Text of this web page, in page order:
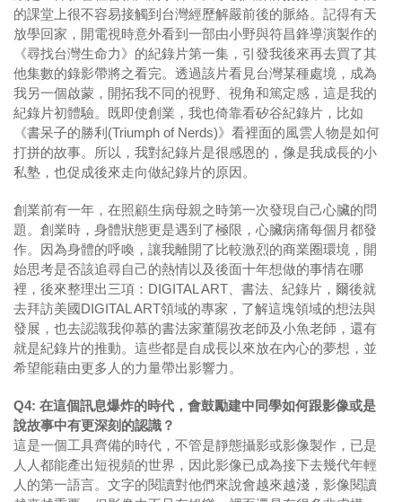
的課堂上很不容易接觸到台灣經歷解嚴前後的脈絡。記得有天
放學回家，開電視時意外看到一部由小野與符昌鋒導演製作的
《尋找台灣生命力》的紀錄片第一集，引發我後來再去買了其
他集數的錄影帶將之看完。透過該片看見台灣某種處境，成為
我另一個啟蒙，開拓我不同的視野、視角和篤定感，這是我的
紀錄片初體驗。既即使創業，我也倚靠看矽谷紀錄片，比如
《書呆子的勝利(Triumph of Nerds)》看裡面的風雲人物是如何
打拼的故事。所以，我對紀錄片是很感恩的，像是我成長的小
私塾，也促成後來走向做紀錄片的原因。
創業前有一年，在照顧生病母親之時第一次發現自己心臟的問
題。創業時，身體狀態更是遇到了極限，心臟病痛每個月都發
作。因為身體的呼喚，讓我離開了比較激烈的商業圈環境，開
始思考是否該追尋自己的熱情以及後面十年想做的事情在哪
裡，後來整理出三項：DIGITAL ART、書法、紀錄片，爾後就
去拜訪美國DIGITAL ART領域的專家，了解這塊領域的想法與
發展，也去認識我仰慕的書法家董陽孜老師及小魚老師，還有
就是紀錄片的推動。這些都是自成長以來放在內心的夢想，並
希望能藉由更多人的力量帶出影響力。
Q4: 在這個訊息爆炸的時代，會鼓勵建中同學如何跟影像或是
說故事中有更深刻的認識？
這是一個工具齊備的時代，不管是靜態攝影或影像製作，已是
人人都能產出短視頻的世界，因此影像已成為接下去幾代年輕
人的第一語言。文字的閱讀對他們來說會越來越淺，影像閱讀